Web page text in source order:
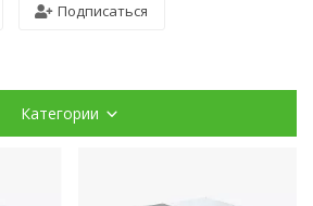
Подписаться
Категории